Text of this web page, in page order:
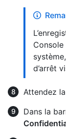
d’arrêt
Attendez
Dans la